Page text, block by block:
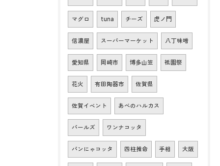
マグロ tuna チーズ 虎ノ門
信濃屋 スーパーマーケット 八丁味噌
愛知県 岡崎市 博多山笠 祇園祭
花火 有田陶器市 佐賀県
佐賀イベント あべのハルカス
パールズ ワンナコッタ
パンにゃコッタ 四柱推命 手相 大阪